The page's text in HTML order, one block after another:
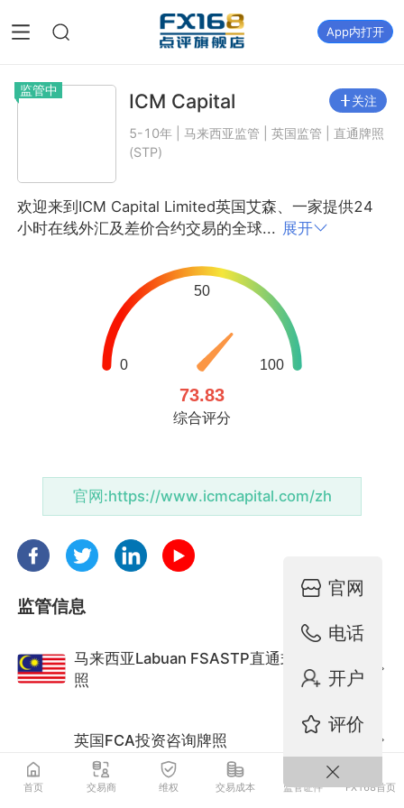
App内打开
监管中 ICM Capital 关注
5-10年 | 马来西亚监管 | 英国监管 | 直通牌照
(STP)
欢迎来到ICM Capital Limited英国艾森、一家提供24
小时在线外汇及差价合约交易的全球... 展开
官网:https://www.icmcapital.com/zh
监管信息
马来西亚Labuan FSASTP直通式牌
照
监管中
英国FCA投资咨询牌照
官网
电话
开户
评价
首页 交易商 维权 交易成本 监管证件 FX168首页